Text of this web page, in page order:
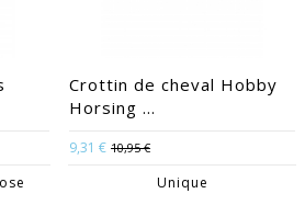
Crottin de cheval Hobby
Horsing ...
9,31 € 10,95 €
Unique